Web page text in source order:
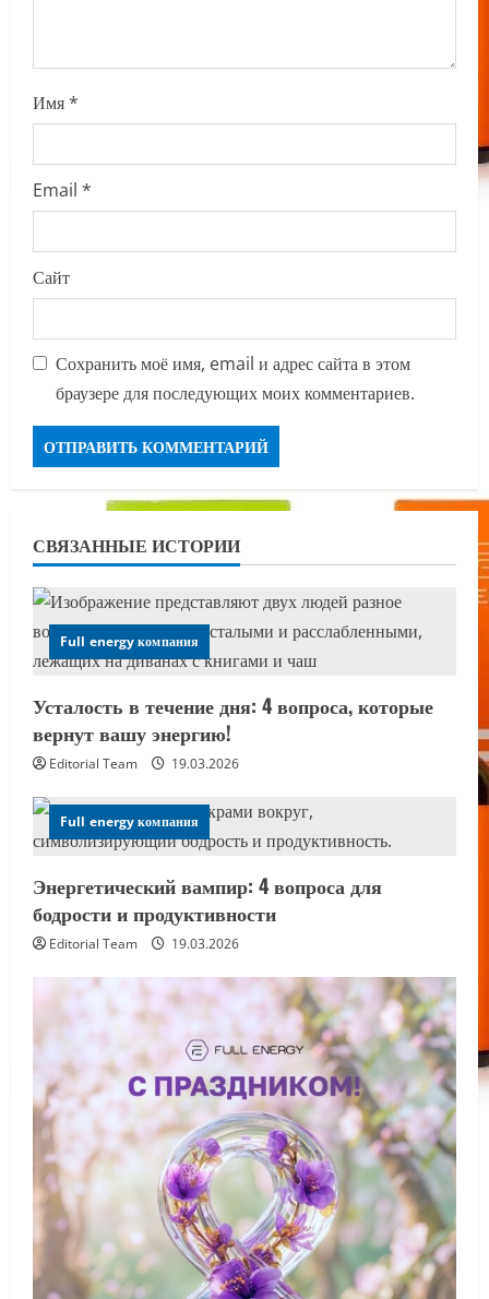
Имя*
Email *
Сайт
Сохранить моё имя, email и адрес сайта в этом
браузере для последующих моих комментариев.
СВЯЗАННЫЕ ИСТОРИИ
Full energy компания
Усталость в течение дня: 4 вопроса, которые
вернут вашу энергию!
Editorial Team 19.03.2026
Full energy компания
Энергетический вампир: 4 вопроса для
бодрости и продуктивности
Editorial Team 19.03.2026